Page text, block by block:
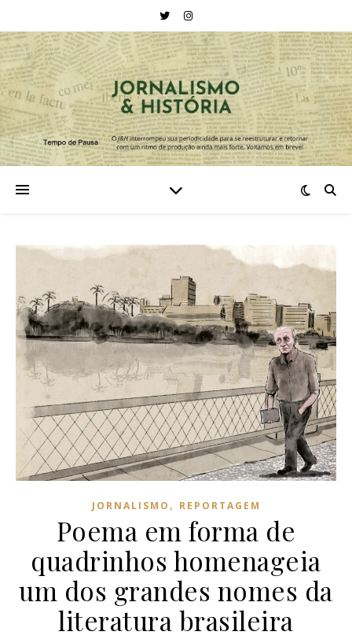
JORNALISMO , REPORTAGEM
Poema em forma de
quadrinhos homenageia
um dos grandes nomes da
literatura brasileira